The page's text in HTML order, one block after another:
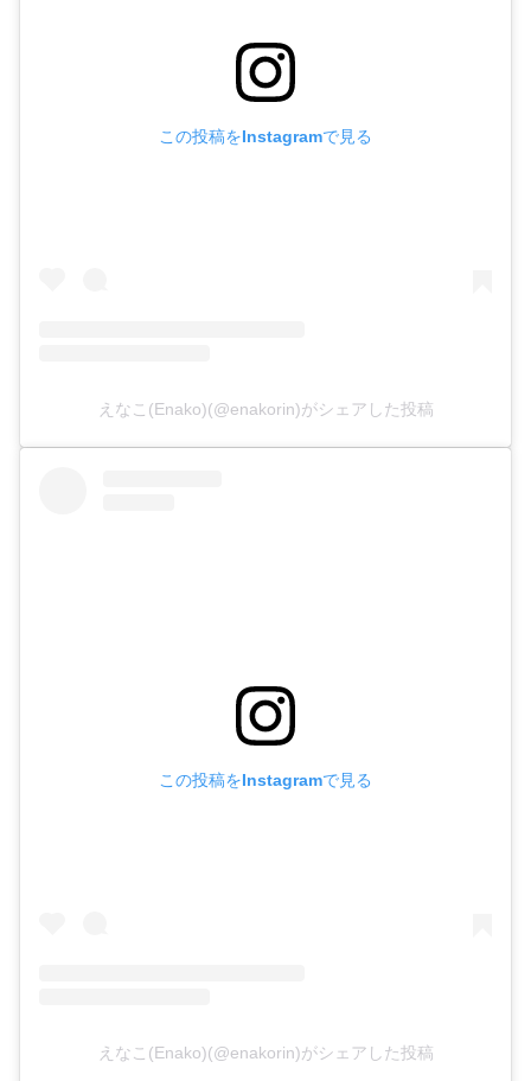
この投稿をInstagramで見る
えなこ(Enako)(@enakorin)がシェアした投稿
この投稿をInstagramで見る
えなこ(Enako)(@enakorin)がシェアした投稿